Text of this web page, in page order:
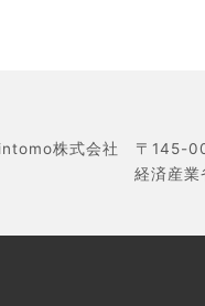
株式会社 〒145-
経済産